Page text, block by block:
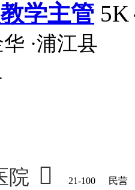
学主管 5K
华 ·浦江县
院  21-100 民营